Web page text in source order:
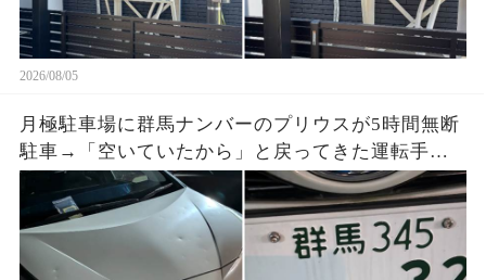
2026/08/05
月極駐車場に群馬ナンバーのプリウスが5時間無断
駐車→「空いていたから」と戻ってきた運転手
へ、防犯映像と駐車料金を見せると…